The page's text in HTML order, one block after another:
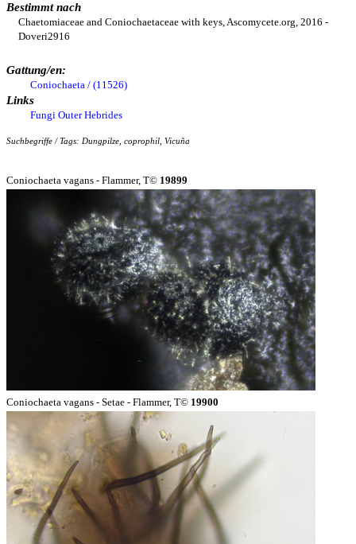
Bestimmt nach
Chaetomiaceae and Coniochaetaceae with keys, Ascomycete.org, 2016 -
Doveri2916
Gattung/en:
Coniochaeta / (11526)
Links
Fungi Outer Hebrides
Suchbegriffe / Tags: Dungpilze, coprophil, Vicuña
Coniochaeta vagans - Flammer, T© 19899
Coniochaeta vagans - Setae - Flammer, T© 19900